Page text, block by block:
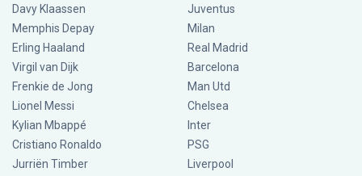
Davy Klaassen
Memphis Depay
Erling Haaland
Virgil van Dijk
Frenkie de Jong
Lionel Messi
Kylian Mbappé
Cristiano Ronaldo
Jurriën Timber
Juventus
Milan
Real Madrid
Barcelona
Man Utd
Chelsea
Inter
PSG
Liverpool